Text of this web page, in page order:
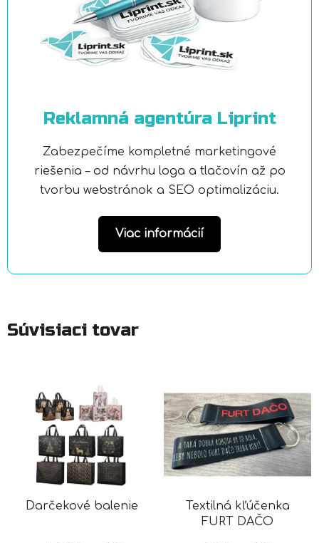
Reklamná agentúra Liprint
Zabezpečíme kompletné marketingové
riešenia – od návrhu loga a tlačovín až po
tvorbu webstránok a SEO optimalizáciu.
Viac informácií
Súvisiaci tovar
Darčekové balenie
Textilná kľúčenka
FURT DAČO